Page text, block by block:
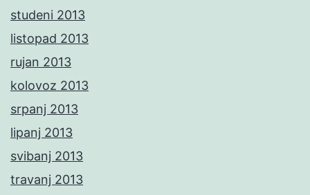
studeni 2013
listopad 2013
rujan 2013
kolovoz 2013
srpanj 2013
lipanj 2013
svibanj 2013
travanj 2013